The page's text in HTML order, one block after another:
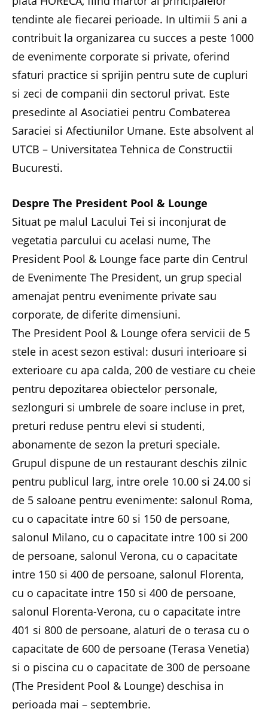
tendinte ale fiecarei perioade. In ultimii 5 ani a
contribuit la organizarea cu succes a peste 1000
de evenimente corporate si private, oferind
sfaturi practice si sprijin pentru sute de cupluri
si zeci de companii din sectorul privat. Este
presedinte al Asociatiei pentru Combaterea
Saraciei si Afectiunilor Umane. Este absolvent al
UTCB – Universitatea Tehnica de Constructii
Bucuresti.
Despre The President Pool & Lounge
Situat pe malul Lacului Tei si inconjurat de
vegetatia parcului cu acelasi nume, The
President Pool & Lounge face parte din Centrul
de Evenimente The President, un grup special
amenajat pentru evenimente private sau
corporate, de diferite dimensiuni.
The President Pool & Lounge ofera servicii de 5
stele in acest sezon estival: dusuri interioare si
exterioare cu apa calda, 200 de vestiare cu cheie
pentru depozitarea obiectelor personale,
sezlonguri si umbrele de soare incluse in pret,
preturi reduse pentru elevi si studenti,
abonamente de sezon la preturi speciale.
Grupul dispune de un restaurant deschis zilnic
pentru publicul larg, intre orele 10.00 si 24.00 si
de 5 saloane pentru evenimente: salonul Roma,
cu o capacitate intre 60 si 150 de persoane,
salonul Milano, cu o capacitate intre 100 si 200
de persoane, salonul Verona, cu o capacitate
intre 150 si 400 de persoane, salonul Florenta,
cu o capacitate intre 150 si 400 de persoane,
salonul Florenta-Verona, cu o capacitate intre
401 si 800 de persoane, alaturi de o terasa cu o
capacitate de 600 de persoane (Terasa Venetia)
si o piscina cu o capacitate de 300 de persoane
(The President Pool & Lounge) deschisa in
perioada mai – septembrie.